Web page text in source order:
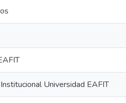
Universidad EAFIT